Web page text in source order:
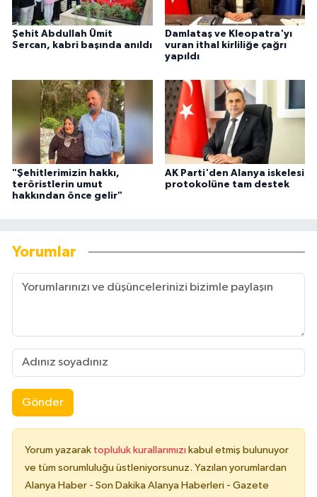
Şehit Abdullah Ümit
Sercan, kabri başında anıldı
Damlataş ve Kleopatra'yı
vuran ithal kirliliğe çağrı
yapıldı
"Şehitlerimizin hakkı,
teröristlerin umut
hakkından önce gelir"
AK Parti'den Alanya iskelesi
protokolüne tam destek
Yorumlar
Gönder
Yorum yazarak topluluk kurallarımızı kabul etmiş bulunuyor
ve tüm sorumluluğu üstleniyorsunuz. Yazılan yorumlardan
Alanya Haber - Son Dakika Alanya Haberleri - Gazete